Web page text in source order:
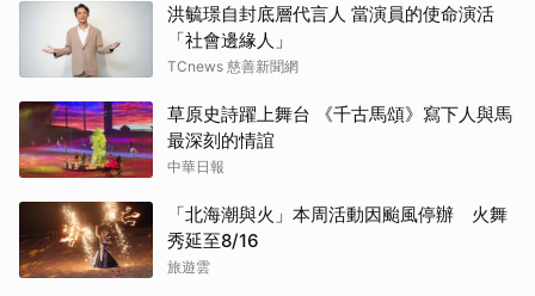
洪毓璟自封底層代言人 當演員的使命演活
「社會邊緣人」
TCnews 慈善新聞網
草原史詩躍上舞台 《千古馬頌》寫下人與馬
最深刻的情誼
中華日報
「北海潮與火」本周活動因颱風停辦 火舞
秀延至8/16
旅遊雲